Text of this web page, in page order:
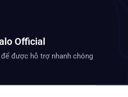
Official
được hỗ trợ nhanh chóng